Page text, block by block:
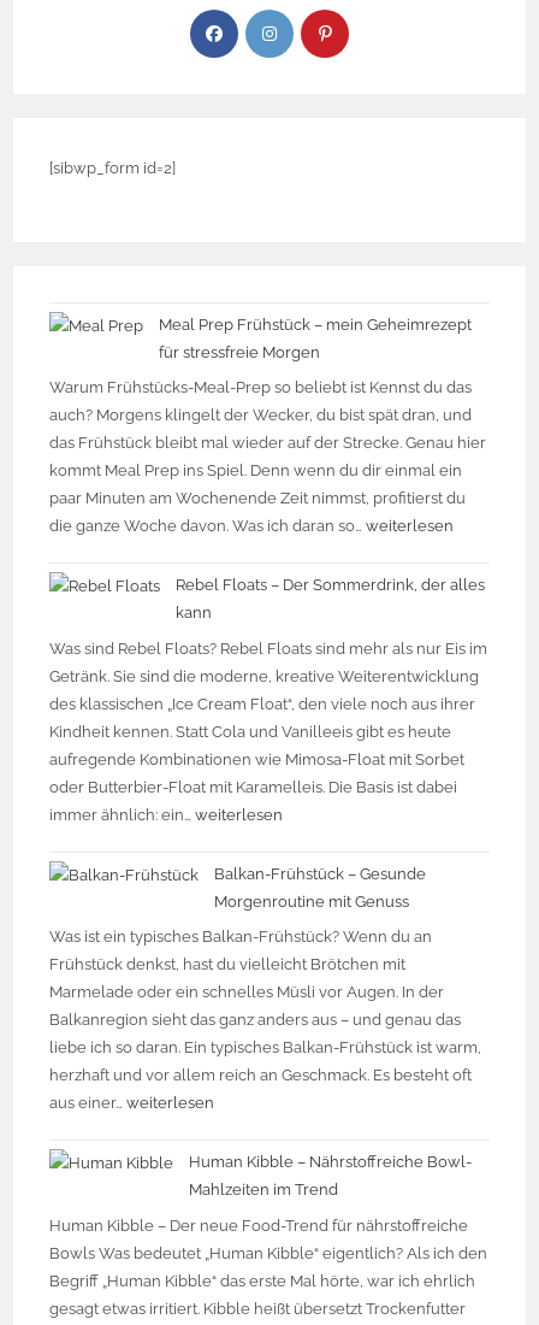
[sibwp_form id=2]
Meal Prep Frühstück – mein Geheimrezept
für stressfreie Morgen
Warum Frühstücks-Meal-Prep so beliebt ist Kennst du das
auch? Morgens klingelt der Wecker, du bist spät dran, und
das Frühstück bleibt mal wieder auf der Strecke. Genau hier
kommt Meal Prep ins Spiel. Denn wenn du dir einmal ein
paar Minuten am Wochenende Zeit nimmst, profitierst du
die ganze Woche davon. Was ich daran so…weiterlesen
Rebel Floats – Der Sommerdrink, der alles
kann
Was sind Rebel Floats? Rebel Floats sind mehr als nur Eis im
Getränk. Sie sind die moderne, kreative Weiterentwicklung
des klassischen „Ice Cream Float“, den viele noch aus ihrer
Kindheit kennen. Statt Cola und Vanilleeis gibt es heute
aufregende Kombinationen wie Mimosa-Float mit Sorbet
oder Butterbier-Float mit Karamelleis. Die Basis ist dabei
immer ähnlich: ein…weiterlesen
Balkan-Frühstück – Gesunde
Morgenroutine mit Genuss
Was ist ein typisches Balkan-Frühstück? Wenn du an
Frühstück denkst, hast du vielleicht Brötchen mit
Marmelade oder ein schnelles Müsli vor Augen. In der
Balkanregion sieht das ganz anders aus – und genau das
liebe ich so daran. Ein typisches Balkan-Frühstück ist warm,
herzhaft und vor allem reich an Geschmack. Es besteht oft
aus einer…weiterlesen
Human Kibble – Nährstoffreiche Bowl-
Mahlzeiten im Trend
Human Kibble – Der neue Food-Trend für nährstoffreiche
Bowls Was bedeutet „Human Kibble“ eigentlich? Als ich den
Begriff „Human Kibble“ das erste Mal hörte, war ich ehrlich
gesagt etwas irritiert. Kibble heißt übersetzt Trockenfutter